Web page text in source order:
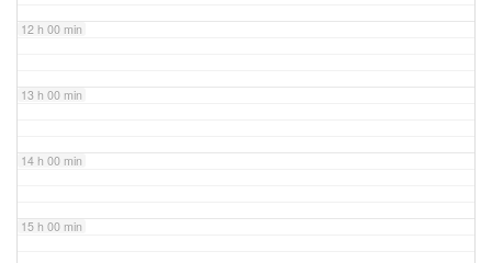
12 h 00 min
13 h 00 min
14 h 00 min
15 h 00 min